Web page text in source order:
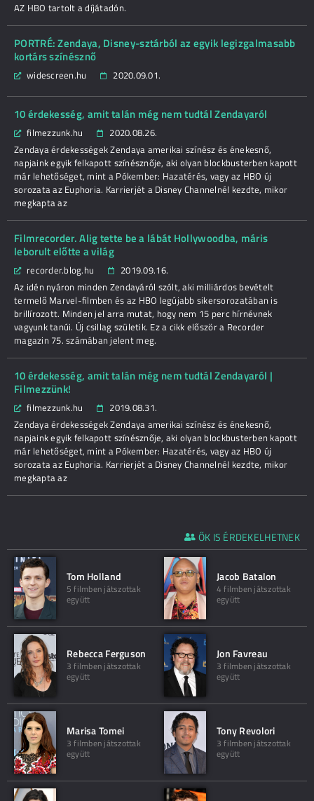
AZ HBO tartolt a díjátadón.
PORTRÉ: Zendaya, Disney-sztárból az egyik legizgalmasabb
kortárs színésznő
widescreen.hu 2020.09.01.
10 érdekesség, amit talán még nem tudtál Zendayaról
filmezzunk.hu
2020.08.26.
Zendaya érdekességek Zendaya amerikai színész és énekesnő,
napjaink egyik felkapott színésznője, aki olyan blockbusterben kapott
már lehetőséget, mint a Pókember: Hazatérés, vagy az HBO új
sorozata az Euphoria. Karrierjét a Disney Channelnél kezdte, mikor
megkapta az
Filmrecorder. Alig tette be a lábát Hollywoodba, máris
leborult előtte a világ
recorder.blog.hu
2019.09.16.
Az idén nyáron minden Zendayáról szólt, aki milliárdos bevételt
termelő Marvel-filmben és az HBO legújabb sikersorozatában is
brillírozott. Minden jel arra mutat, hogy nem 15 perc hírnévnek
vagyunk tanúi. Új csillag születik. Ez a cikk először a Recorder
magazin 75. számában jelent meg.
10 érdekesség, amit talán még nem tudtál Zendayaról |
Filmezzünk!
filmezzunk.hu
2019.08.31.
Zendaya érdekességek Zendaya amerikai színész és énekesnő,
napjaink egyik felkapott színésznője, aki olyan blockbusterben kapott
már lehetőséget, mint a Pókember: Hazatérés, vagy az HBO új
sorozata az Euphoria. Karrierjét a Disney Channelnél kezdte, mikor
megkapta az
ŐK IS ÉRDEKELHETNEK
Tom Holland
5 filmben játszottak
együtt
Jacob Batalon
4 filmben játszottak
együtt
Rebecca Ferguson
3 filmben játszottak
együtt
Jon Favreau
3 filmben játszottak
együtt
Marisa Tomei
3 filmben játszottak
együtt
Tony Revolori
3 filmben játszottak
együtt